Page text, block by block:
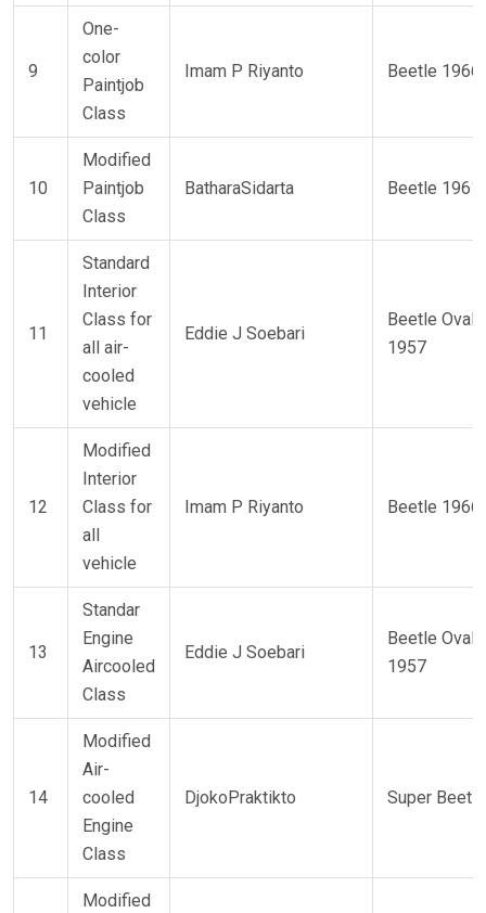
9
One-
color
Paintjob
Class
Imam P Riyanto Beetle 1966
10
Modified
Paintjob
Class
BatharaSidarta Beetle 1961
11
Standard
Interior
Class for
all air-
cooled
vehicle
Eddie J Soebari
Beetle Oval
1957
12
Modified
Interior
Class for
all
vehicle
Imam P Riyanto Beetle 1966
13
Standar
Engine
Aircooled
Class
Eddie J Soebari
Beetle Oval
1957
14
Modified
Air-
cooled
Engine
Class
DjokoPraktikto Super Beetle
Modified